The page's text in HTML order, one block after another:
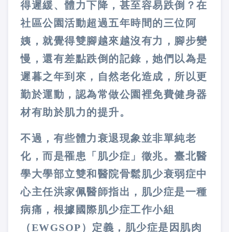
得遲緩、體力下降，甚至容易跌倒？在
社區公園活動超過五年時間的三位阿
姨，就覺得雙腳越來越沒有力，腳步變
慢，還有差點跌倒的記錄，她們以為是
遲暮之年到來，自然老化造成，所以更
勤於運動，認為常做公園裡免費健身器
材有助於肌力的提升。
不過，有些體力衰退現象並非單純老
化，而是罹患「肌少症」徵兆。臺北醫
學大學部立雙和醫院骨鬆肌少衰弱症中
心主任洪家佩醫師指出，肌少症是一種
病痛，根據國際肌少症工作小組
（EWGSOP）定義，肌少症是因肌肉